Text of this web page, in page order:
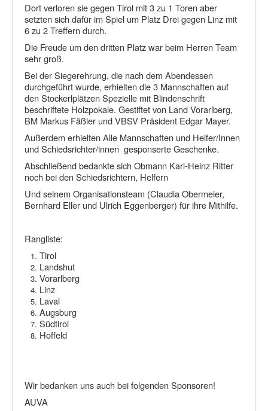
Dort verloren sie gegen Tirol mit 3 zu 1 Toren aber
setzten sich dafür im Spiel um Platz Drei gegen Linz mit
6 zu 2 Treffern durch.
Die Freude um den dritten Platz war beim Herren Team
sehr groß.
Bei der Siegerehrung, die nach dem Abendessen
durchgeführt wurde, erhielten die 3 Mannschaften auf
den Stockerlplätzen Spezielle mit Blindenschrift
beschriftete Holzpokale. Gestiftet von Land Vorarlberg,
BM Markus Fäßler und VBSV Präsident Edgar Mayer.
Außerdem erhielten Alle Mannschaften und Helfer/Innen
und Schiedsrichter/innen gesponserte Geschenke.
Abschließend bedankte sich Obmann Karl-Heinz Ritter
noch bei den Schiedsrichtern, Helfern
Und seinem Organisationsteam (Claudia Obermeier,
Bernhard Eller und Ulrich Eggenberger) für ihre Mithilfe.
Rangliste:
Tirol
Landshut
Vorarlberg
Linz
Laval
Augsburg
Südtirol
Hoffeld
Wir bedanken uns auch bei folgenden Sponsoren!
AUVA